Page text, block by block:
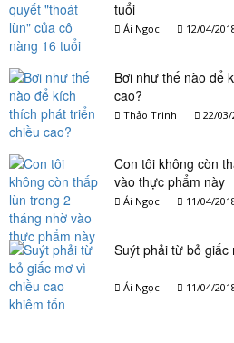
tuổi
Ái Ngọc 12/04/
Bơi như thế nào để
cao?
Thảo Trinh 22/03/
Con tôi không còn
vào thực phẩm này
Ái Ngọc 11/04/
Suýt phải từ bỏ giấc
Ái Ngọc 11/04/